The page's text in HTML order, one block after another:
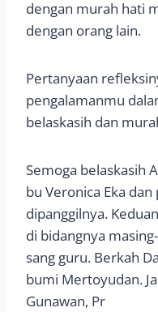
dengan murah hati
dengan orang lain.
Pertanyaan
pengalamanmu
belaskasih dan
Semoga belaskasih
bu Veronica Eka
dipanggilnya.
di bidangnya
sang guru. Berkah
bumi Mertoyudan.
Gunawan, Pr